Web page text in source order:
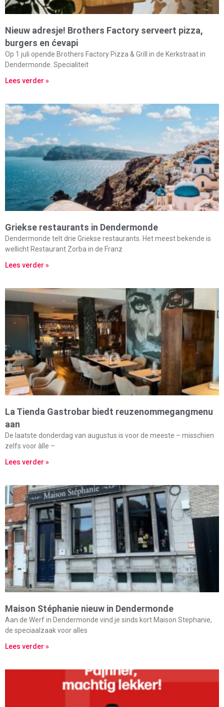
Nieuw adresje! Brothers Factory serveert pizza,
burgers en ćevapi
Op 1 juli opende Brothers Factory Pizza & Grill in de Kerkstraat in
Dendermonde. Specialiteit
Lees verder »
Griekse restaurants in Dendermonde
Dendermonde telt drie Griekse restaurants. Het meest bekende is
wellicht Restaurant Zorba in de Franz
Lees verder »
La Tienda Gastrobar biedt reuzenommegangmenu
aan
De laatste donderdag van augustus is voor de meeste – misschien
zelfs voor àlle –
Lees verder »
Maison Stéphanie nieuw in Dendermonde
Aan de Werf in Dendermonde vind je sinds kort Maison Stephanie,
de speciaalzaak voor alles
Lees verder »